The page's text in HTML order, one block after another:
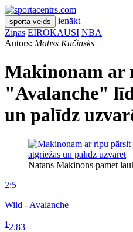
sporta veids
ienākt
Ziņas EIROKAUSI NBA
Autors: Matīss Kučinsks
Makinonam ar
"Avalanche"
un palīdz
Natans Makinons pamet
2:5
Wild - Avalanche
1 2.83